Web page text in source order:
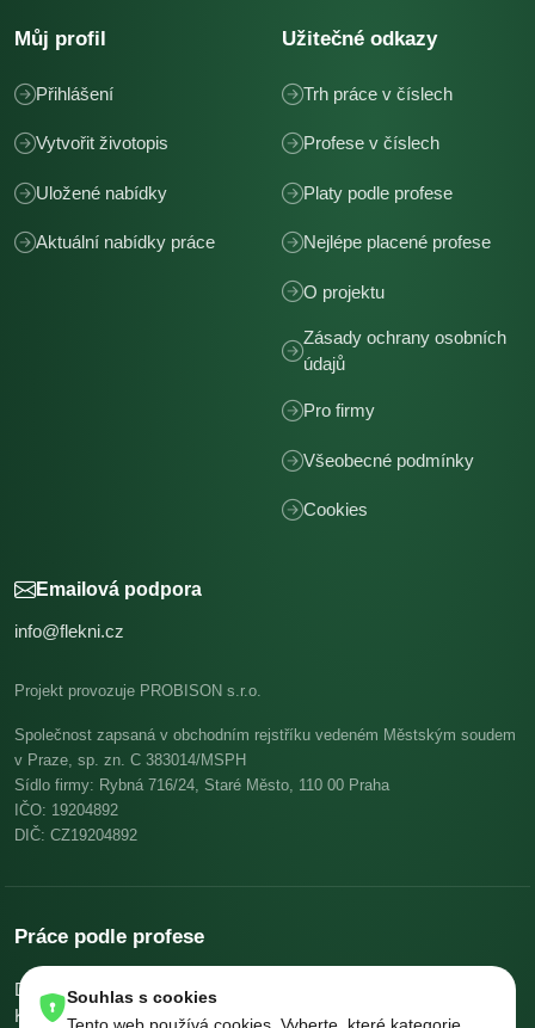
Můj profil
Přihlášení
Vytvořit životopis
Uložené nabídky
Aktuální nabídky práce
Užitečné odkazy
Trh práce v číslech
Profese v číslech
Platy podle profese
Nejlépe placené profese
O projektu
Zásady ochrany osobních
údajů
Pro firmy
Všeobecné podmínky
Cookies
Emailová podpora
info@flekni.cz
Projekt provozuje PROBISON s.r.o.
Společnost zapsaná v obchodním rejstříku vedeném Městským soudem
v Praze, sp. zn. C 383014/MSPH
Sídlo firmy: Rybná 716/24, Staré Město, 110 00 Praha
IČO: 19204892
DIČ: CZ19204892
Práce podle profese
Dělníci v oblasti výstavby a údržby budov
KuchařiSkladníci, obsluha manipulačních vozíků
Souhlas s cookies